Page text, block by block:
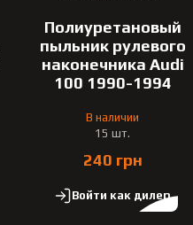
Полиуретановый
пыльник рулевого
наконечника Audi
100 1990-1994
В наличии
15 шт.
240 грн
Войти как дилер